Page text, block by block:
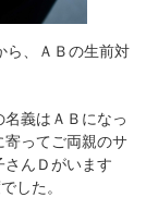
ら、ＡＢの生前対
義はＡＢになっ
寄ってご両親のサ
んＤがいます
した。